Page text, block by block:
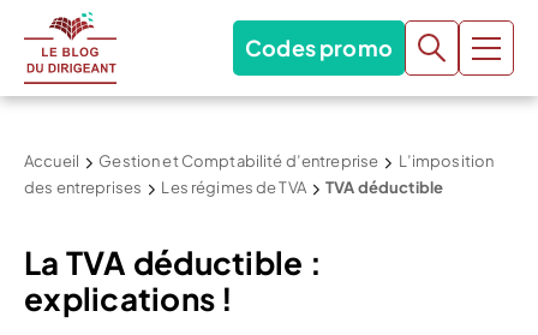
Codes promo
Accueil Gestion et Comptabilité d’entreprise
L’imposition
des entreprises
Les régimes de TVA TVA déductible
La TVA déductible :
explications !